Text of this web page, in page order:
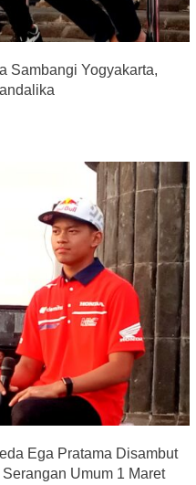
Sambangi Yogyakarta,
Ega Pratama Disambut
Umum 1 Maret